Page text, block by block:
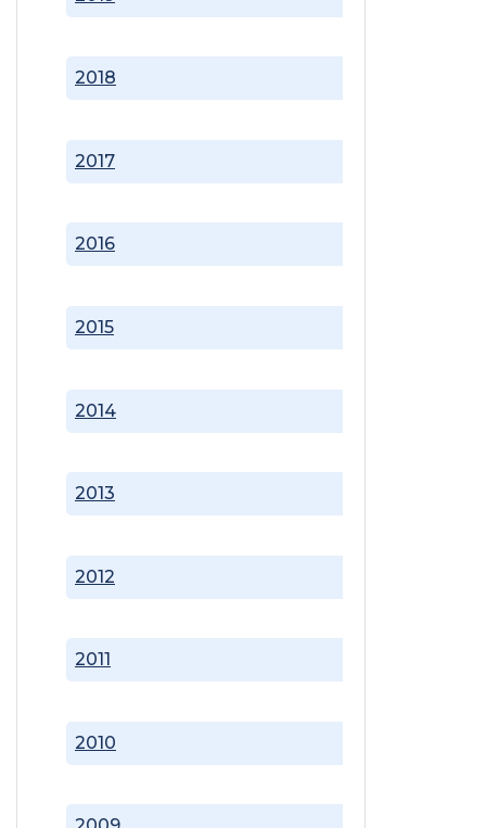
2010
2011
2012
2013
2014
2015
2016
2017
2018